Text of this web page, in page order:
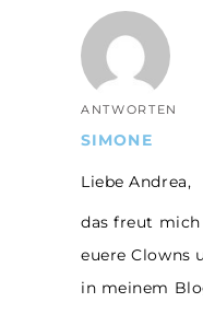
ANTWORTEN
SIMONE
Liebe Andrea,
das freut
euere Clowns
in meinem